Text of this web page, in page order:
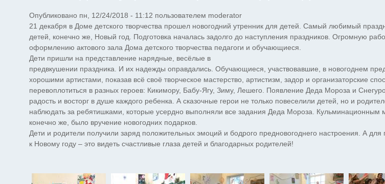
Опубликовано пн, 12/24/2018 - 11:12 пользователем moderator
21 декабря в Доме детского творчества прошел новогодний утренник для детей. Самый любимый
детей, конечно же, Новый год. Подготовка началась задолго до наступления праздников. Огромную
оформлению актового зала Дома детского творчества педагоги и обучающиеся.
Дети пришли на представление нарядные, весёлые в
предвкушении праздника. И их надежды оправдались. Обучающиеся, участвовавшие, в новогоднем
хорошими артистами, показав всё своё творческое мастерство, артистизм, задор и организаторские
перевоплотиться в разных героев: Кикимору, Бабу-Ягу, Зиму, Лешего. Появление Деда Мороза и
радость и восторг в душе каждого ребенка. А сказочные герои не только повеселили детей, но и
наблюдать за ребятишками, которые усердно выполняли все задания Деда Мороза. Кульминационным
конечно же, было вручение новогодних подарков.
Дети и родители получили заряд положительных эмоций и бодрого предновогоднего настроения. А для
к Новому году – это видеть счастливые глаза детей и благодарных родителей!